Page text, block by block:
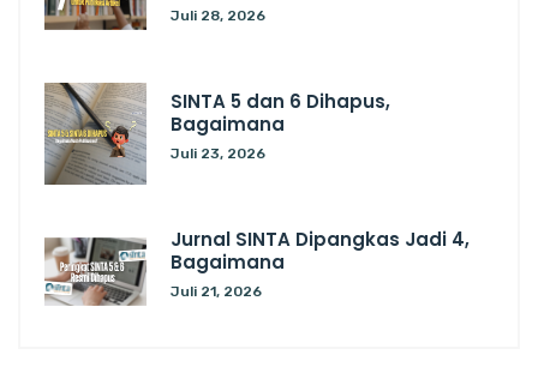
Juli 28, 2026
SINTA 5 dan 6 Dihapus,
Bagaimana
Juli 23, 2026
Jurnal SINTA Dipangkas Jadi 4,
Bagaimana
Juli 21, 2026